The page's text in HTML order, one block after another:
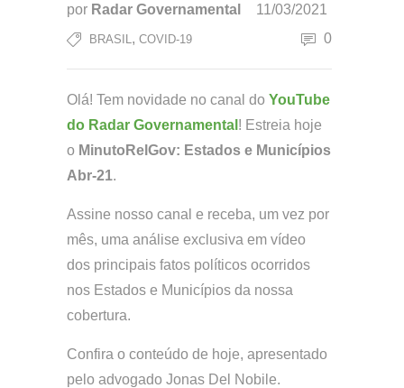
por Radar Governamental 11/03/2021
BRASIL , COVID-19 0
Olá! Tem novidade no canal do YouTube
do Radar Governamental ! Estreia hoje
o MinutoRelGov: Estados e Municípios
Abr-21.
Assine nosso canal e receba, um vez por
mês, uma análise exclusiva em vídeo
dos principais fatos políticos ocorridos
nos Estados e Municípios da nossa
cobertura.
Confira o conteúdo de hoje, apresentado
pelo advogado Jonas Del Nobile.